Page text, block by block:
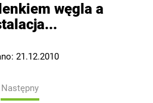
węgla a
21.12.2010
Następny